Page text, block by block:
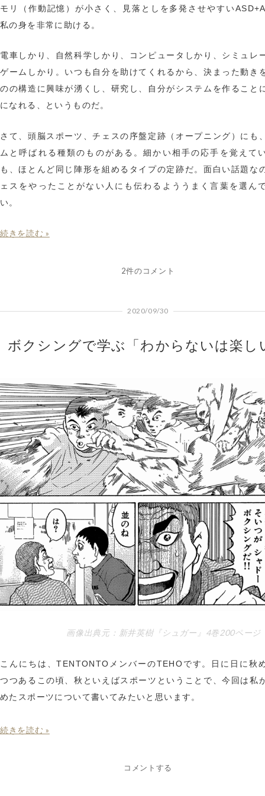
モリ（作動記憶）が小さく、見落としを多発させやすい
私の身を非常に助ける。
電車しかり、自然科学しかり、コンピュータしかり、シミュレ
ゲームしかり。いつも自分を助けてくれるから、決まった動き
のの構造に興味が湧くし、研究し、自分がシステムを作ること
になれる、というものだ。
さて、頭脳スポーツ、チェスの序盤定跡（オープニング）にも
ムと呼ばれる種類のものがある。細かい相手の応手を覚えて
も、ほとんど同じ陣形を組めるタイプの定跡だ。面白い話題な
ェスをやったことがない人にも伝わるよううまく言葉を選ん
い。
続きを読む »
2件のコメント
2020/09/30
ボクシングで学ぶ「わからないは楽し
画像出典元：新井英樹『シュガー』4巻200ページ
こんにちは、TENTONTOメンバーのTEHOです。日に日に秋
つつあるこの頃、秋といえばスポーツということで、今回は私
めたスポーツについて書いてみたいと思います。
続きを読む »
コメントする